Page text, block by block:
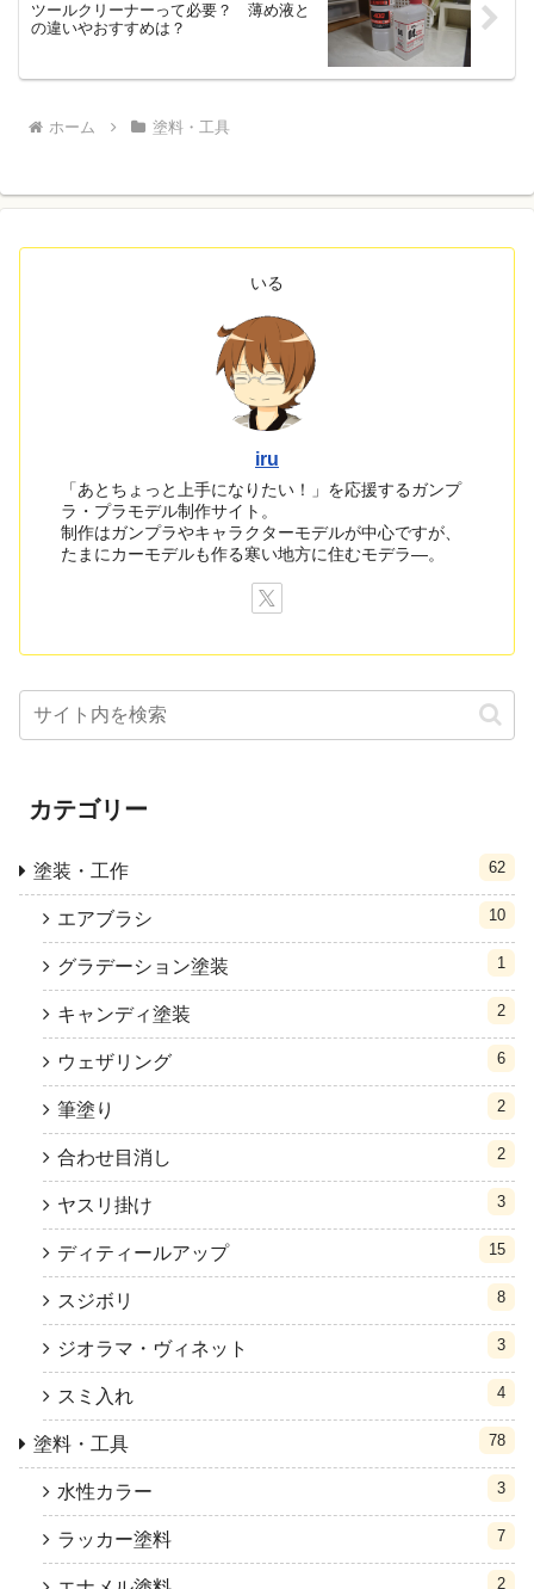
ツールクリーナーって必要？ 薄め液と
の違いやおすすめは？
ホーム 塗料・工具
いる
iru
「あとちょっと上手になりたい！」を応援するガンプ
ラ・プラモデル制作サイト。
制作はガンプラやキャラクターモデルが中心ですが、
たまにカーモデルも作る寒い地方に住むモデラ―。
カテゴリー
塗装・工作 62
エアブラシ 10
グラデーション塗装 1
キャンディ塗装 2
ウェザリング 6
筆塗り 2
合わせ目消し 2
ヤスリ掛け 3
ディティールアップ 15
スジボリ 8
ジオラマ・ヴィネット 3
スミ入れ 4
塗料・工具 78
水性カラー 3
ラッカー塗料 7
2